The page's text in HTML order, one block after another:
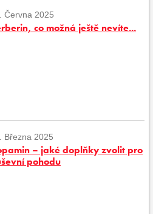
Června 2025
co možná ještě nevíte...
Března 2025
– jaké doplňky zvolit pro
pohodu